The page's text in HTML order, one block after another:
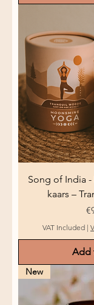
Song of India
kaars –
VAT Included |
Add
New